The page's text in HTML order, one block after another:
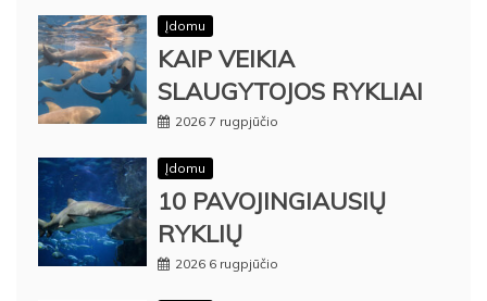
Įdomu
KAIP VEIKIA
SLAUGYTOJOS RYKLIAI
2026 7 rugpjūčio
Įdomu
10 PAVOJINGIAUSIŲ
RYKLIŲ
2026 6 rugpjūčio